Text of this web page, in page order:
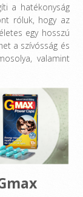
a hatékonyság
róluk, hogy az
egy hosszú
a szívósság és
valamint